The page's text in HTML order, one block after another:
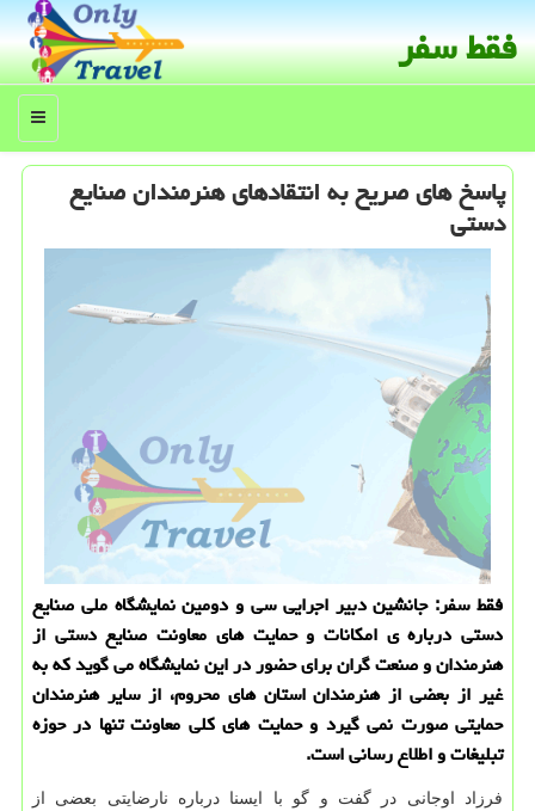
فقط سفر
منو
پاسخ های صریح به انتقادهای هنرمندان صنایع
دستی
فقط سفر: جانشین دبیر اجرایی سی و دومین نمایشگاه ملی صنایع
دستی درباره ی امكانات و حمایت های معاونت صنایع دستی از
هنرمندان و صنعت گران برای حضور در این نمایشگاه می گوید كه به
غیر از بعضی از هنرمندان استان های محروم، از سایر هنرمندان
حمایتی صورت نمی گیرد و حمایت های كلی معاونت تنها در حوزه
تبلیغات و اطلاع رسانی است.
فرزاد اوجانی در گفت و گو با ایسنا درباره نارضایتی بعضی از